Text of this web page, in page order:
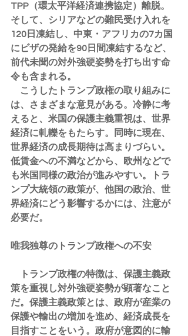
TPP（環太平洋経済連携協定）離脱。
そして、シリアなどの難民受け入れを
120日凍結し、中東・アフリカの7カ国
にビザの発給を90日間凍結するなど、
前代未聞の対外強硬姿勢を打ち出す命
令も含まれる。
こうしたトランプ政権の取り組みに
は、さまざまな意見がある。冷静に考
えると、米国の保護主義重視は、世界
経済に軋轢をもたらす。同時に現在、
世界経済の成長期待は高まりづらい。
低賃金への不満などから、欧州などで
も米国同様の政治が進みやすい。トラ
ンプ大統領の政策が、他国の政治、世
界経済にどう影響するかには、注意が
必要だ。
唯我独尊のトランプ政権への不安
トランプ政権の特徴は、保護主義政
策を重視し対外強硬姿勢が顕著なこと
だ。保護主義政策とは、政府が産業の
保護や輸出の増加を進め、経済成長を
目指すことをいう。政府が意図的に輸